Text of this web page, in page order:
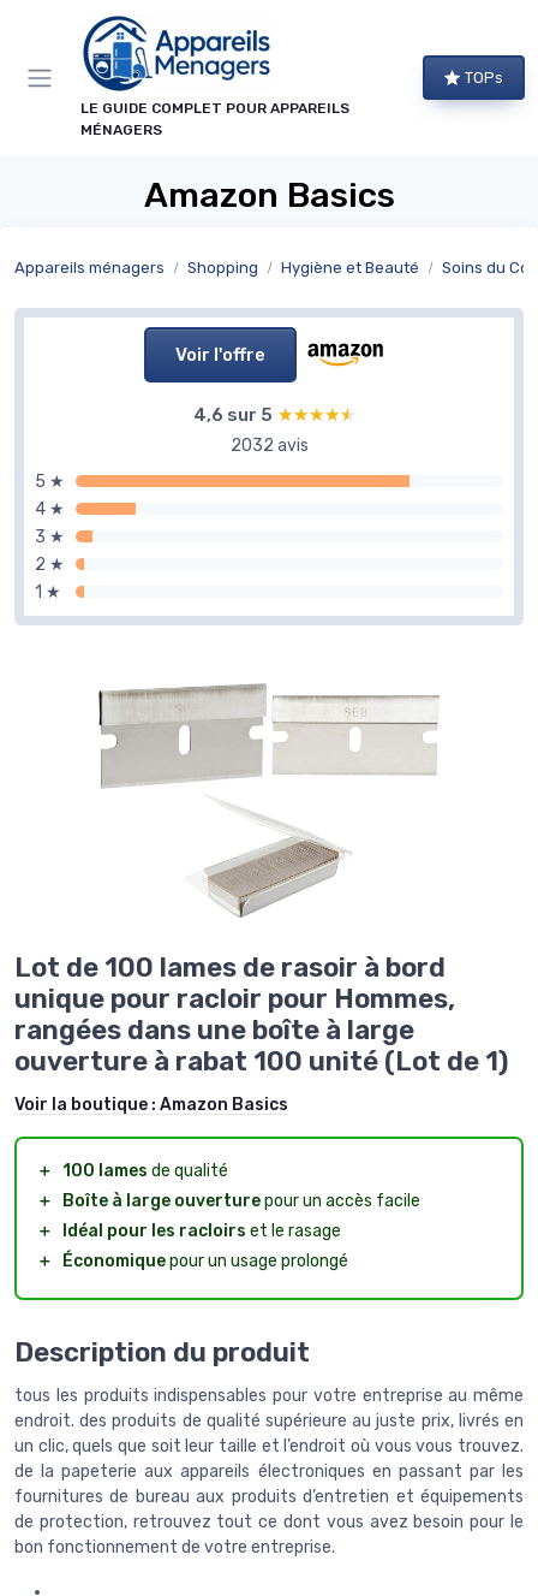
LE GUIDE COMPLET POUR APPAREILS
MÉNAGERS
TOPs
Amazon Basics
Appareils ménagers Shopping Hygiène et Beauté Soins du
Voir l'offre
4,6 sur 5 ★★★★★
★★★★★
2032 avis
5 ★
4 ★
3 ★
2 ★
1 ★
Lot de 100 lames de rasoir à bord
unique pour racloir pour Hommes,
rangées dans une boîte à large
ouverture à rabat 100 unité (Lot de 1)
Voir la boutique : Amazon Basics
＋ 100 lames de qualité
＋
Boîte à large ouverturepour un accès facile
＋
Idéal pour les racloirs et le rasage
＋
Économiquepour un usage prolongé
Description du produit
tous les produits indispensables pour votre entreprise au même
endroit. des produits de qualité supérieure au juste prix, livrés en
un clic, quels que soit leur taille et l’endroit où vous vous trouvez.
de la papeterie aux appareils électroniques en passant par les
fournitures de bureau aux produits d’entretien et équipements
de protection, retrouvez tout ce dont vous avez besoin pour le
bon fonctionnement de votre entreprise.
Panneau de gestion des cookies